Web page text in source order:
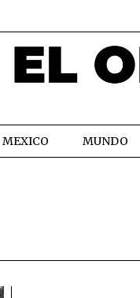
MEXICO MUNDO